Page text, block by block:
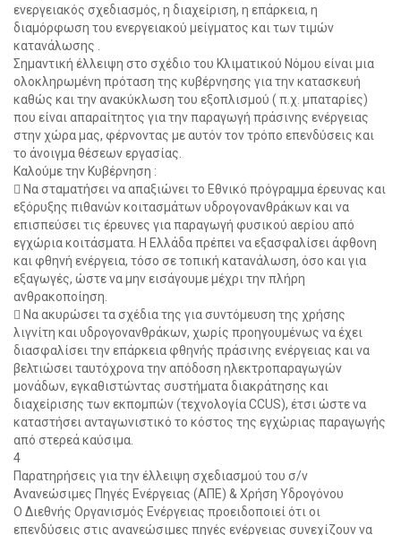
ενεργειακός σχεδιασμός, η διαχείριση, η επάρκεια, η
διαμόρφωση του ενεργειακού μείγματος και των τιμών
κατανάλωσης .
Σημαντική έλλειψη στο σχέδιο του Κλιματικού Νόμου είναι μια
ολοκληρωμένη πρόταση της κυβέρνησης για την κατασκευή
καθώς και την ανακύκλωση του εξοπλισμού ( π.χ. μπαταρίες)
που είναι απαραίτητος για την παραγωγή πράσινης ενέργειας
στην χώρα μας, φέρνοντας με αυτόν τον τρόπο επενδύσεις και
το άνοιγμα θέσεων εργασίας.
Καλούμε την Κυβέρνηση :
 Να σταματήσει να απαξιώνει το Εθνικό πρόγραμμα έρευνας και
εξόρυξης πιθανών κοιτασμάτων υδρογονανθράκων και να
επισπεύσει τις έρευνες για παραγωγή φυσικού αερίου από
εγχώρια κοιτάσματα. Η Ελλάδα πρέπει να εξασφαλίσει άφθονη
και φθηνή ενέργεια, τόσο σε τοπική κατανάλωση, όσο και για
εξαγωγές, ώστε να μην εισάγουμε μέχρι την πλήρη
ανθρακοποίηση.
 Nα ακυρώσει τα σχέδια της για συντόμευση της χρήσης
λιγνίτη και υδρογονανθράκων, χωρίς προηγουμένως να έχει
διασφαλίσει την επάρκεια φθηνής πράσινης ενέργειας και να
βελτιώσει ταυτόχρονα την απόδοση ηλεκτροπαραγωγών
μονάδων, εγκαθιστώντας συστήματα διακράτησης και
διαχείρισης των εκπομπών (τεχνολογία CCUS), έτσι ώστε να
καταστήσει ανταγωνιστικό το κόστος της εγχώριας παραγωγής
από στερεά καύσιμα.
4
Παρατηρήσεις για την έλλειψη σχεδιασμού του σ/ν
Ανανεώσιμες Πηγές Ενέργειας (ΑΠΕ) & Χρήση Υδρογόνου
Ο Διεθνής Οργανισμός Ενέργειας προειδοποιεί ότι οι
επενδύσεις στις ανανεώσιμες πηγές ενέργειας συνεχίζουν να